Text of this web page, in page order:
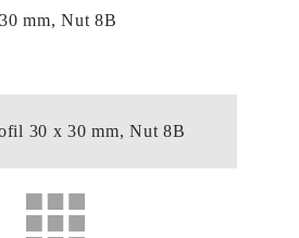
30 x 30 mm, Nut 8B